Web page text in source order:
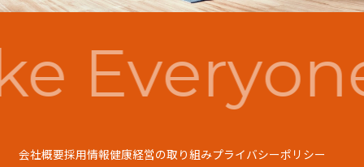
会社概要採用情報健康経営の取り組みプライバシーポリシー